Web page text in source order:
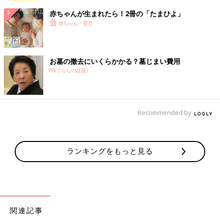
赤ちゃんが生まれたら！2冊の「たまひよ」
赤ちゃん・育児
お墓の撤去にいくらかかる？墓じまい費用
PR(くらしの話題)
Recommended by
ランキングをもっと見る
関連記事